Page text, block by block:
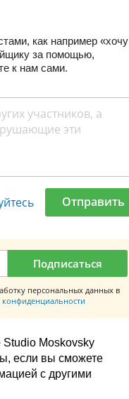
как например «хочу
за помощью,
к нам сами.
Отправить
Подписаться
персональных данных в
Moskovsky
если вы сможете
с другими